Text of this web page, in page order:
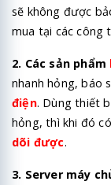
sẽ không được
mua tại các công
2. Các sản phẩm
nhanh hỏng, báo
điện. Dùng thiết
hỏng, thì khi đó
dõi được.
3. Server máy